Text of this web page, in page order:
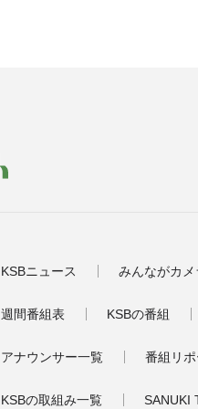
KSBニュース みんながカ
週間番組表 KSBの番組
アナウンサー一覧 番組リ
KSBの取組み一覧 SANUKI